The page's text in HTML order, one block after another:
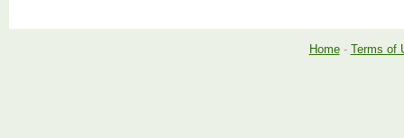
Home- Terms of